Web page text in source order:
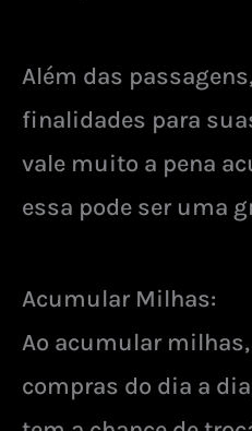
Além das
finalidades para
vale muito a pena
essa pode ser uma
Acumular Milhas:
Ao acumular
compras do dia a